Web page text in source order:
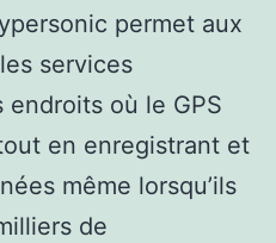
permet aux
services
endroits où le GPS
en enregistrant et
même lorsqu’ils
de